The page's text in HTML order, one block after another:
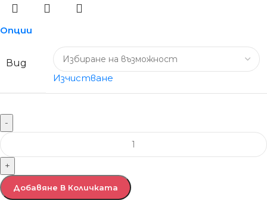
Опции
Вид
Изчистване
-
+
Добавяне В Количката